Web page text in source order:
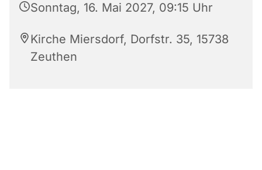
Sonntag, 16. Mai 2027, 09:15 Uhr
Kirche Miersdorf, Dorfstr. 35, 15738
Zeuthen